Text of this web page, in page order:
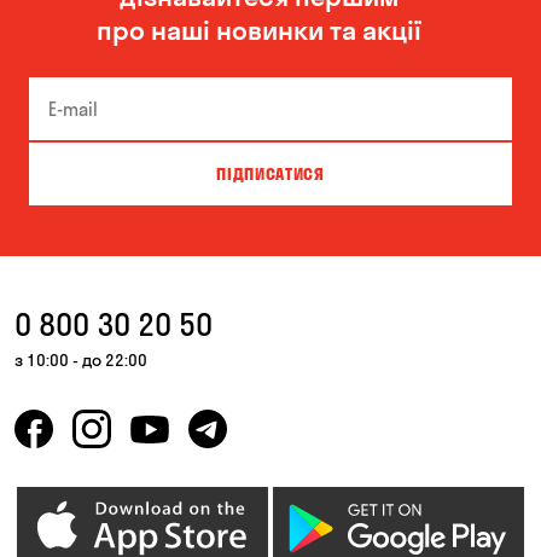
Бровари Буча
Велика Северинка Вишгород
Горенка
Дніпро Зазим’є
про наші новинки та акції
ПІДПИСАТИСЯ
0 800 30 20 50
з 10:00 - до 22:00